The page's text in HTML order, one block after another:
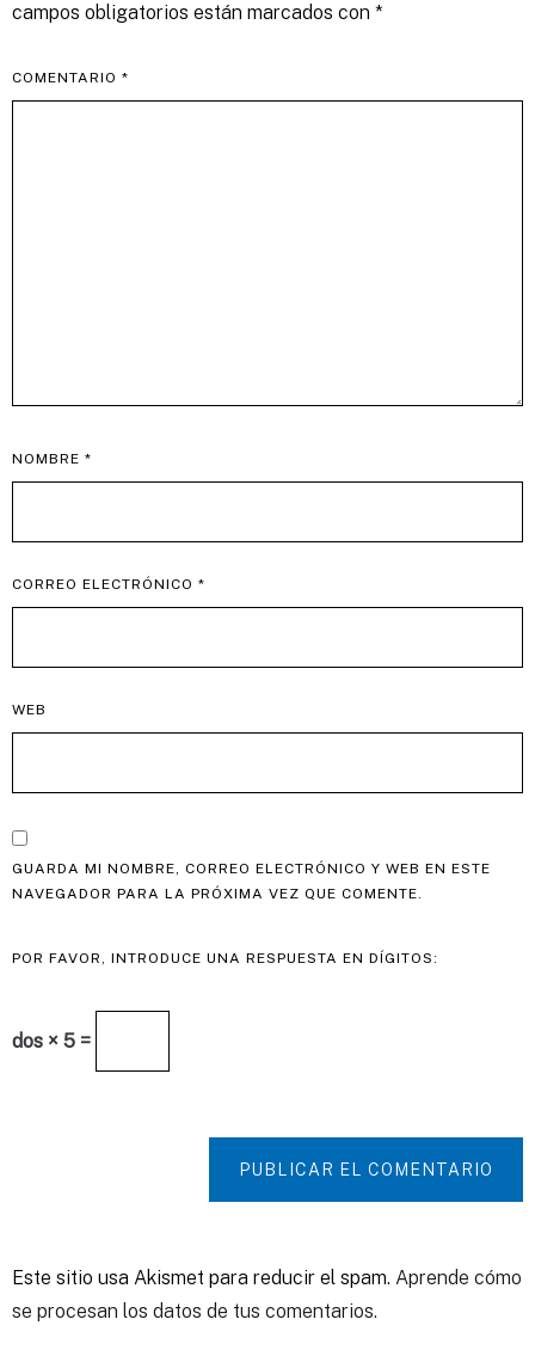
campos obligatorios están marcados con *
COMENTARIO *
NOMBRE *
CORREO ELECTRÓNICO *
WEB
GUARDA MI NOMBRE, CORREO ELECTRÓNICO Y WEB EN ESTE
NAVEGADOR PARA LA PRÓXIMA VEZ QUE COMENTE.
POR FAVOR, INTRODUCE UNA RESPUESTA EN DÍGITOS:
dos × 5 =
PUBLICAR EL COMENTARIO
Este sitio usa Akismet para reducir el spam. Aprende cómo
se procesan los datos de tus comentarios.